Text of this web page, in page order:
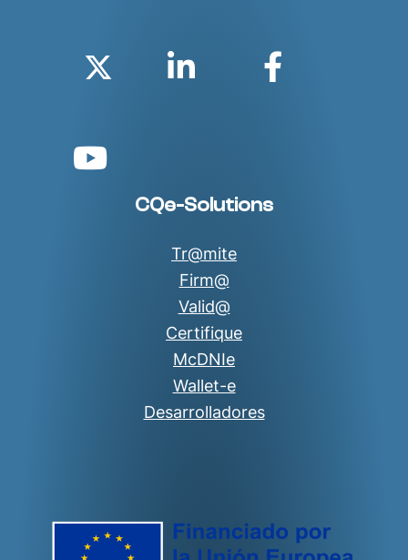
TwitterLinkedin
YouTube
CQe-Solutions
Tr@mite
Firm@
Valid@
Certifique
McDNIe
Wallet-e
Desarrolladores